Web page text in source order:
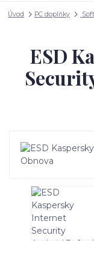
Úvod PC doplňky
ESD